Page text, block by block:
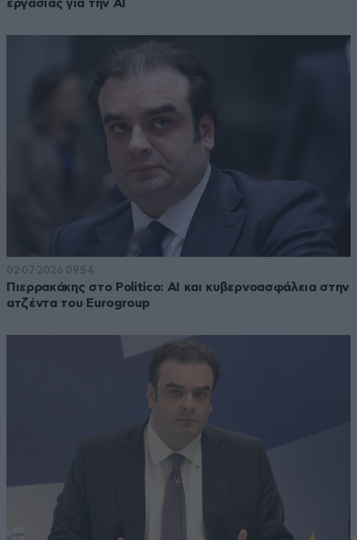
εργασίας για την AI
02·07·2026 09:54
Πιερρακάκης στο Politico: ΑΙ και κυβερνοασφάλεια στην
ατζέντα του Eurogroup